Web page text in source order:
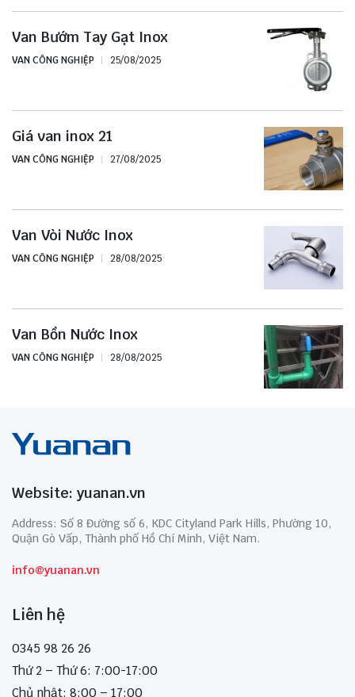
Van Bướm Tay Gạt Inox
VAN CÔNG NGHIỆP 25/08/2025
Giá van inox 21
VAN CÔNG NGHIỆP 27/08/2025
Van Vòi Nước Inox
VAN CÔNG NGHIỆP 28/08/2025
Van Bồn Nước Inox
VAN CÔNG NGHIỆP 28/08/2025
Website: yuanan.vn
Address: Số 8 Đường số 6, KDC Cityland Park Hills, Phường 10,
Quận Gò Vấp, Thành phố Hồ Chí Minh, Việt Nam.
info@yuanan.vn
Liên hệ
0345 98 26 26
Thứ 2 – Thứ 6: 7:00-17:00
Chủ nhật: 8:00 – 17:00